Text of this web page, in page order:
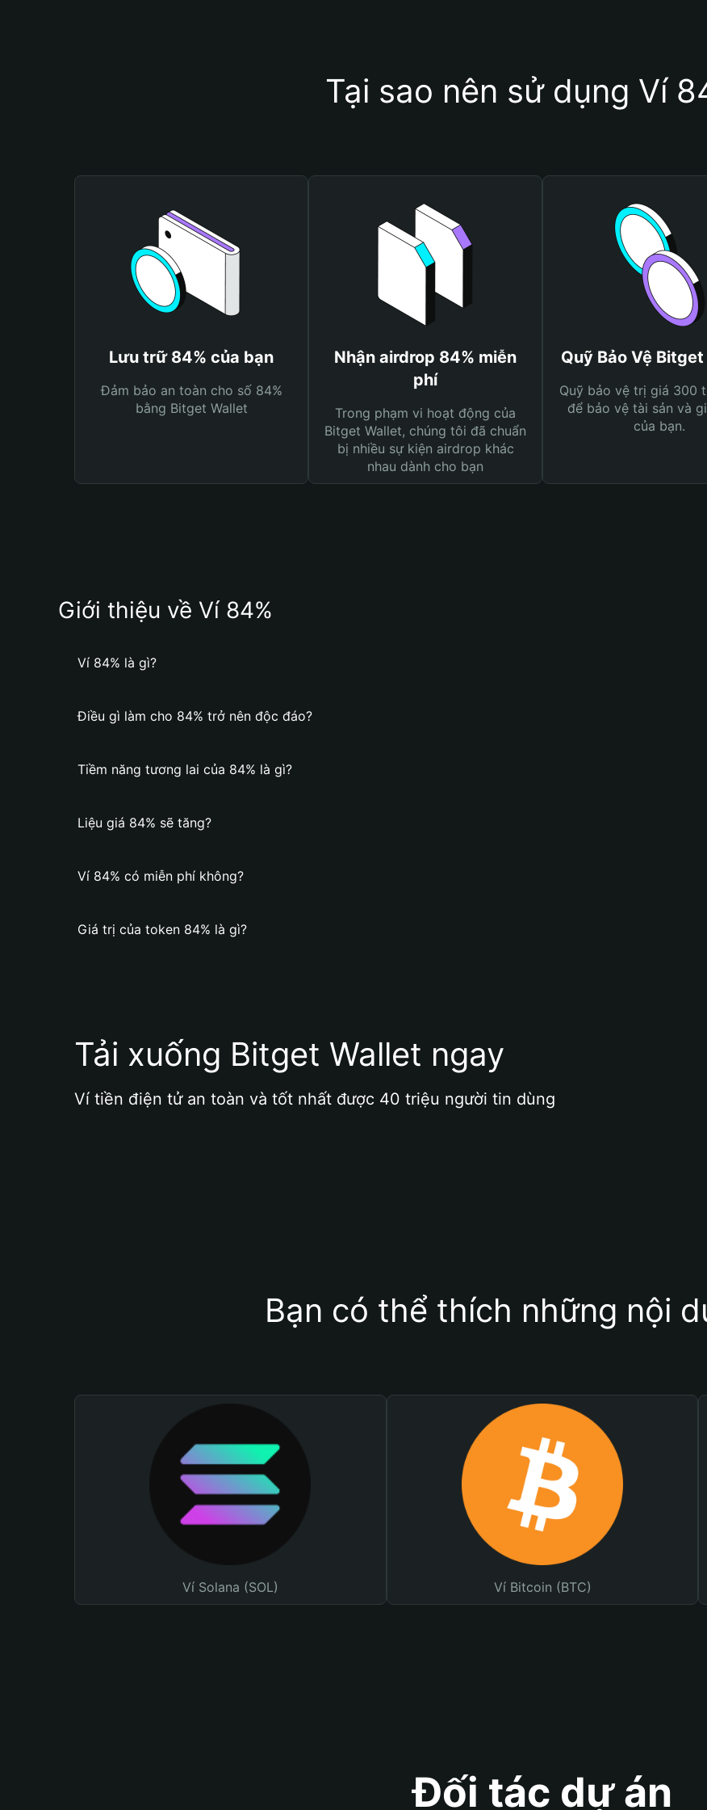
Tại sao nên sử dụng Ví
Lưu trữ 84% của bạn
Đảm bảo an toàn cho số 84%
bằng Bitget Wallet
Nhận airdrop 84% miễn
phí
Trong phạm vi hoạt động của
Bitget Wallet, chúng tôi đã chuẩn
bị nhiều sự kiện airdrop khác
nhau dành cho bạn
Quỹ Bảo Vệ
Quỹ bảo vệ trị giá 300
để bảo vệ tài sản và
của bạn.
Giới thiệu về Ví 84%
Ví 84% là gì?
Điều gì làm cho 84% trở nên độc đáo?
Tiềm năng tương lai của 84% là gì?
Liệu giá 84% sẽ tăng?
Ví 84% có miễn phí không?
Giá trị của token 84% là gì?
Tải xuống Bitget Wallet ngay
Ví tiền điện tử an toàn và tốt nhất được 40 triệu người tin dùng
Bạn có thể thích những nội
Ví Solana (SOL) Ví Bitcoin (BTC)
Đối tác dự án